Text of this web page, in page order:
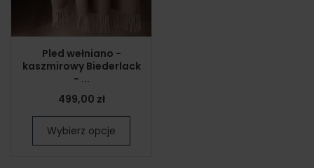
Pled wełniano -
kaszmirowy Biederlack
- ...
499,00 zł
Wybierz opcje